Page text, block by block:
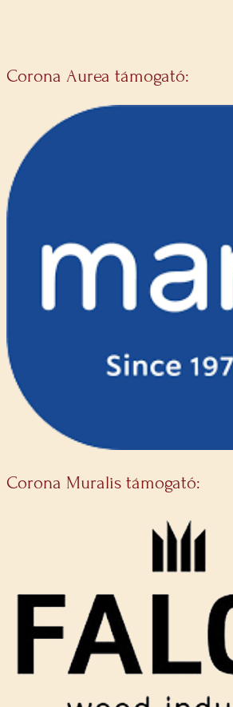
Corona Aurea támogató:
Corona Muralis támogató: